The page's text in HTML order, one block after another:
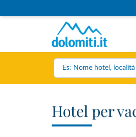
Hotel per